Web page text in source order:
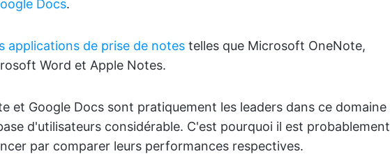
Docs.
applications de prise de notes telles que Microsoft OneNote,
Word et Apple Notes.
et Google Docs sont pratiquement les leaders dans ce domaine
d'utilisateurs considérable. C'est pourquoi il est probablement
par comparer leurs performances respectives.